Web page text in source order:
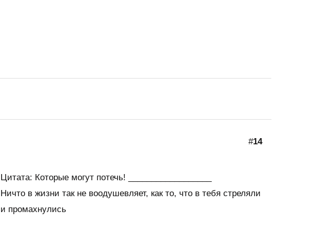
#14
Цитата: Которые могут потечь! __________________
Ничто в жизни так не воодушевляет, как то, что в тебя стреляли
и промахнулись